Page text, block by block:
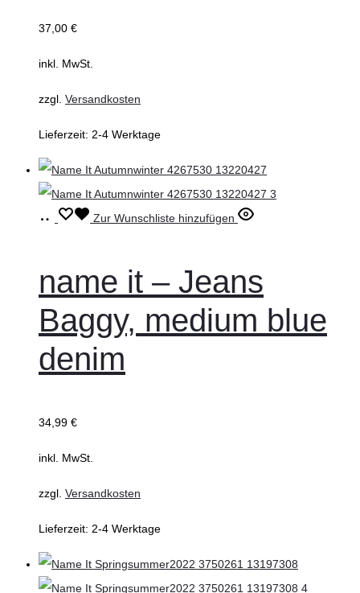
der
werden
37,00 €
inkl. MwSt.
zzgl. Versandkosten
Lieferzeit: 2-4 Werktage
Ausführung
Dieses
mehrere
Varianten
auf.
Die
der
werden
Zur Wunschliste hinzufügen
name it – Jeans
Baggy, medium blue
denim
34,99 €
inkl. MwSt.
zzgl. Versandkosten
Lieferzeit: 2-4 Werktage